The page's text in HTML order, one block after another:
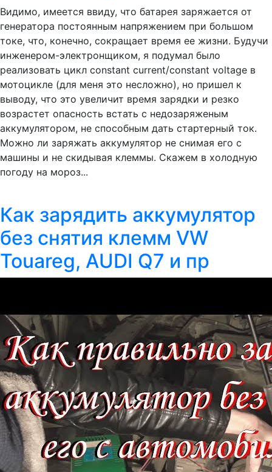
Видимо, имеется ввиду, что батарея заряжается от
генератора постоянным напряжением при большом
токе, что, конечно, сокращает время ее жизни. Будучи
инженером-электронщиком, я подумал было
реализовать цикл constant current/constant voltage в
мотоцикле (для меня это несложно), но пришел к
выводу, что это увеличит время зарядки и резко
возрастет опасность встать с недозаряженым
аккумулятором, не способным дать стартерный ток.
Можно ли заряжать аккумулятор не снимая его с
машины и не скидывая клеммы. Скажем в холодную
погоду на мороз...
Как зарядить аккумулятор
без снятия клемм VW
Touаreg, AUDI Q7 и пр